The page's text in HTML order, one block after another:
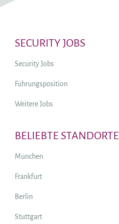
SECURITY JOBS
Security Jobs
Führungsposition
Weitere Jobs
BELIEBTE STANDORTE
München
Frankfurt
Berlin
Stuttgart